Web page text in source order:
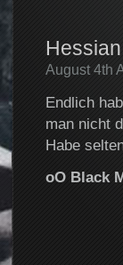
August 4th
Endlich
man nicht
Habe
oO Black